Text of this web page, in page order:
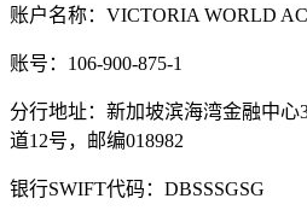
账户名称：VICTORIA WORLD
账号：106-900-875-1
分行地址：新加坡滨海湾金融中
道12号，邮编018982
银行SWIFT代码：DBSSSGSG